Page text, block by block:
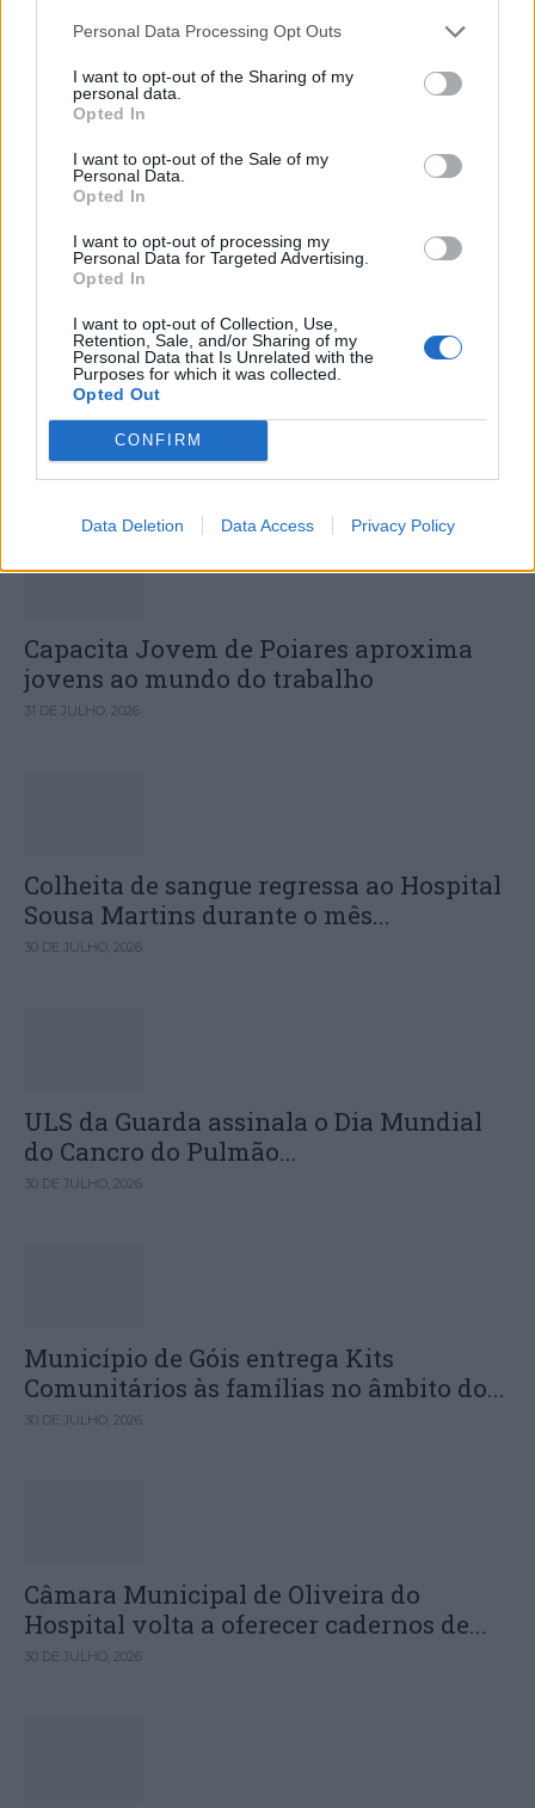
Personal Data Processing Opt Outs
I want to opt-out of the Sharing of my
personal data.
Opted In
I want to opt-out of the Sale of my
Personal Data.
Opted In
I want to opt-out of processing my
Personal Data for Targeted Advertising.
Opted In
I want to opt-out of Collection, Use,
Retention, Sale, and/or Sharing of my
Personal Data that Is Unrelated with the
Purposes for which it was collected.
Opted Out
CONFIRM
Data Deletion Data Access Privacy Policy
Colheita de sangue regressa ao
Hospital Sousa Martins durante o mês
de agosto
DESTAQUES
Deputados do PSD saúdam Banda
Sinfónica da ARMAB pelo 1º lugar...
Capacita Jovem de Poiares aproxima
jovens ao mundo do trabalho
31 DE JULHO, 2026
Colheita de sangue regressa ao Hospital
Sousa Martins durante o mês...
30 DE JULHO, 2026
ULS da Guarda assinala o Dia Mundial
do Cancro do Pulmão...
30 DE JULHO, 2026
Município de Góis entrega Kits
Comunitários às famílias no âmbito do...
30 DE JULHO, 2026
Câmara Municipal de Oliveira do
Hospital volta a oferecer cadernos de...
30 DE JULHO, 2026